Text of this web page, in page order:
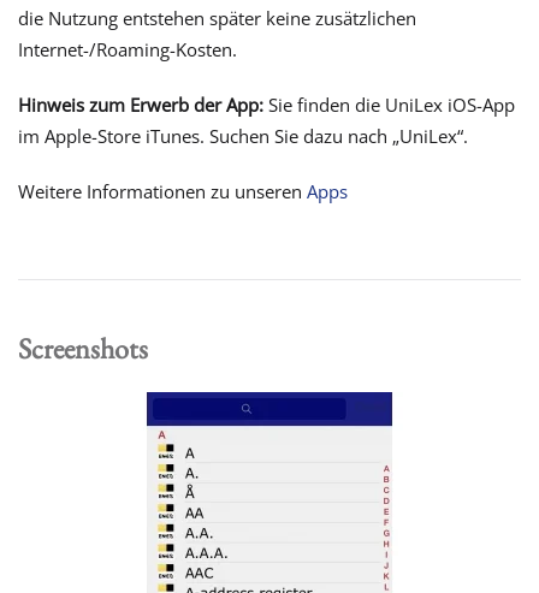
die Nutzung entstehen später keine zusätzlichen
Internet-/Roaming-Kosten.
Hinweis zum Erwerb der App: Sie finden die UniLex iOS-App
im Apple-Store iTunes. Suchen Sie dazu nach „UniLex“.
Weitere Informationen zu unseren Apps
Screenshots